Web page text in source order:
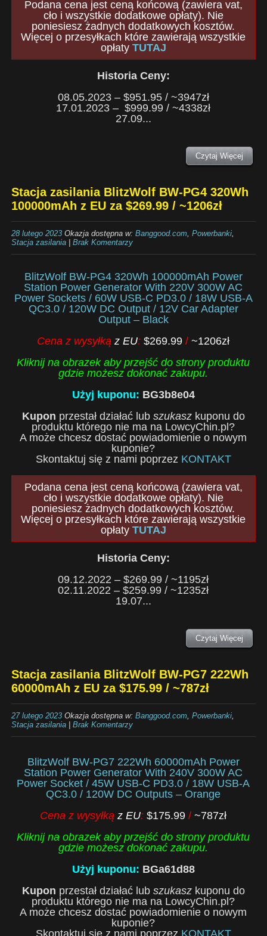
Podana cena jest ceną końcową (zawiera vat,
cło i wszystkie dodatkowe opłaty). Nie
poniesiesz żadnych dodatkowych kosztów.
Więcej o przesyłkach które zawierają wszystkie
opłaty TUTAJ
Historia Ceny:
08.05.2023 – $951.95 / ~3947zł
17.01.2023 – $999.99 / ~4338zł
27.09...
Czytaj Więcej
Stacja zasilania BlitzWolf BW-PG4 320Wh
100000mAh z EU za $269.99 / ~1206zł
28 lutego 2023Okazja dostępna w: Banggood.com, Powerbanki,
Stacja zasilania| Brak Komentarzy
BlitzWolf BW-PG4 320Wh 100000mAh Power
Station Power Generator With 220V 300W AC
Power Sockets / 60W USB-C PD3.0 / 18W USB-A
QC3.0 / 120W DC Output / 12V Car Adapter
Output – Black
Cena z wysyłkąz EU:$269.99/~1206zł
Kliknij na obrazek aby przejść do strony produktu
gdzie możesz dokonać zakupu.
Użyj kuponu: BG3b8e04
Kupon przestał działać lub szukaszkuponu do
produktu którego nie ma na LowcyChin.pl?
A może chcesz dostać powiadomienie o nowym
kuponie?
Skontaktuj się z nami poprzez KONTAKT
Podana cena jest ceną końcową (zawiera vat,
cło i wszystkie dodatkowe opłaty). Nie
poniesiesz żadnych dodatkowych kosztów.
Więcej o przesyłkach które zawierają wszystkie
opłaty TUTAJ
Historia Ceny:
09.12.2022 – $269.99 / ~1195zł
02.11.2022 – $259.99 / ~1235zł
19.07...
Czytaj Więcej
Stacja zasilania BlitzWolf BW-PG7 222Wh
60000mAh z EU za $175.99 / ~787zł
27 lutego 2023Okazja dostępna w: Banggood.com, Powerbanki,
Stacja zasilania| Brak Komentarzy
BlitzWolf BW-PG7 222Wh 60000mAh Power
Station Power Generator With 240V 300W AC
Power Socket / 45W USB-C PD3.0 / 18W USB-A
QC3.0 / 120W DC Outputs – Orange
Cena z wysyłkąz EU:$175.99/~787zł
Kliknij na obrazek aby przejść do strony produktu
gdzie możesz dokonać zakupu.
Użyj kuponu: BGa61d88
Kupon przestał działać lub szukaszkuponu do
produktu którego nie ma na LowcyChin.pl?
A może chcesz dostać powiadomienie o nowym
kuponie?